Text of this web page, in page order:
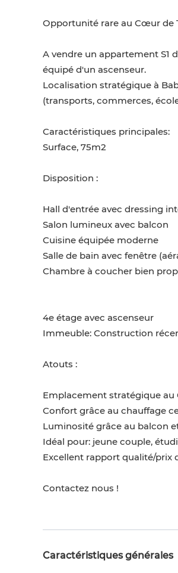
Opportunité rare au Cœur de
A vendre un appartement S1
équipé d'un ascenseur.
Localisation stratégique à
(transports, commerces,
Caractéristiques principales:
Surface, 75m2
Disposition :
Hall d'entrée avec dressing
Salon lumineux avec balcon
Cuisine équipée moderne
Salle de bain avec fenêtre
Chambre à coucher bien
4e étage avec ascenseur
Immeuble: Construction
Atouts :
Emplacement stratégique au
Confort grâce au chauffage
Luminosité grâce au balcon
Idéal pour: jeune couple,
Excellent rapport qualité/prix
Contactez nous !
Caractéristiques générales